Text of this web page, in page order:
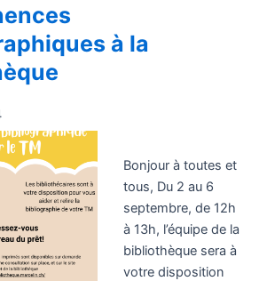
à la
Bonjour à toutes et
tous, Du 2 au 6
septembre, de 12h
à 13h, l’équipe de la
bibliothèque sera à
votre disposition